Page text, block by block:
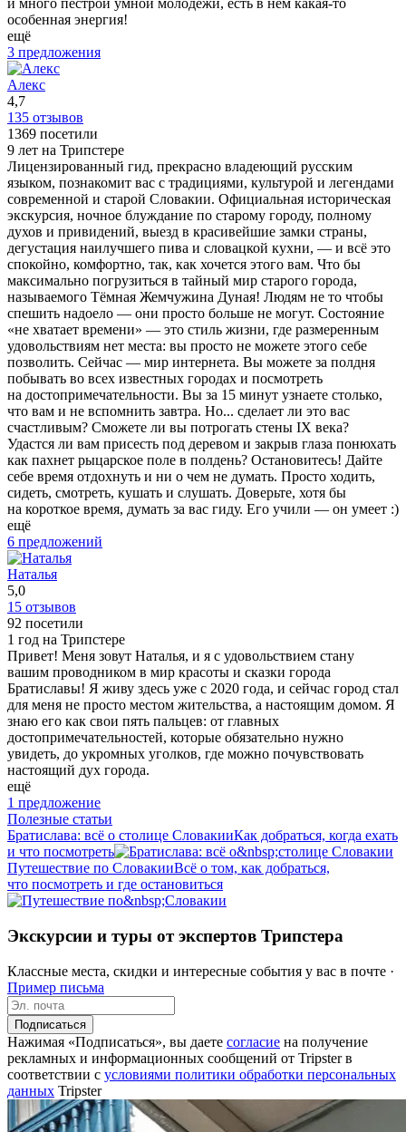
и много пестрой умной молодежи, есть в нем какая-то
особенная энергия!
ещё
3 предложения
Алекс
4,7
135 отзывов
1369 посетили
9 лет на Трипстере
Лицензированный гид, прекрасно владеющий русским
языком, познакомит вас с традициями, культурой и легендами
современной и старой Словакии. Официальная историческая
экскурсия, ночное блуждание по старому городу, полному
духов и привидений, выезд в красивейшие замки страны,
дегустация наилучшего пива и словацкой кухни, — и всё это
спокойно, комфортно, так, как хочется этого вам. Что бы
максимально погрузиться в тайный мир старого города,
называемого Тёмная Жемчужина Дуная! Людям не то чтобы
спешить надоело — они просто больше не могут. Состояние
«не хватает времени» — это стиль жизни, где размеренным
удовольствиям нет места: вы просто не можете этого себе
позволить. Сейчас — мир интернета. Вы можете за полдня
побывать во всех известных городах и посмотреть
на достопримечательности. Вы за 15 минут узнаете столько,
что вам и не вспомнить завтра. Но... сделает ли это вас
счастливым? Сможете ли вы потрогать стены IX века?
Удастся ли вам присесть под деревом и закрыв глаза понюхать
как пахнет рыцарское поле в полдень? Остановитесь! Дайте
себе время отдохнуть и ни о чем не думать. Просто ходить,
сидеть, смотреть, кушать и слушать. Доверьте, хотя бы
на короткое время, думать за вас гиду. Его учили — он умеет :)
ещё
6 предложений
Наталья
5,0
15 отзывов
92 посетили
1 год на Трипстере
Привет! Меня зовут Наталья, и я с удовольствием стану
вашим проводником в мир красоты и сказки города
Братиславы! Я живу здесь уже с 2020 года, и сейчас город стал
для меня не просто местом жительства, а настоящим домом. Я
знаю его как свои пять пальцев: от главных
достопримечательностей, которые обязательно нужно
увидеть, до укромных уголков, где можно почувствовать
настоящий дух города.
ещё
1 предложение
Полезные статьи
Братислава: всё о столице СловакииКак добраться, когда ехать
и что посмотреть
Путешествие по СловакииВсё о том, как добраться,
что посмотреть и где остановиться
Экскурсии и туры от экспертов Трипстера
Классные места, скидки и интересные события у вас в почте ·
Пример письма
Подписаться
Нажимая «Подписаться», вы даете согласие на получение
рекламных и информационных сообщений от Tripster в
соответствии c условиями политики обработки персональных
данных Tripster